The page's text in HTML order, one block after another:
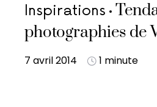
Inspirations
photographies de
7 avril 2014 1 minute